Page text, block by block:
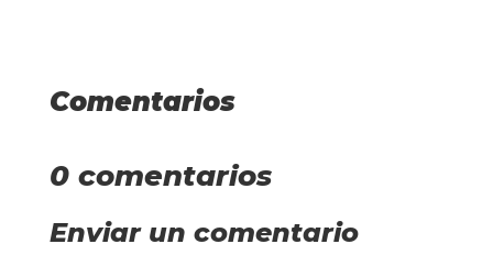
Comentarios
0 comentarios
Enviar un comentario